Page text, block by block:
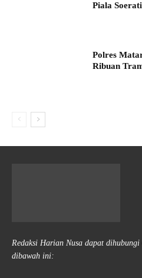
Piala
Polres
Ribuan
Redaksi Harian Nusa dapat
dibawah ini: